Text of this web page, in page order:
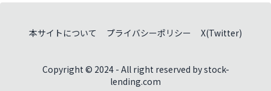
本サイトについて プライバシーポリシー X(Twitter)
Copyright © 2024 - All right reserved by stock-
lending.com